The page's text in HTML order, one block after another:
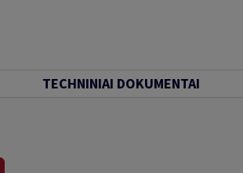
TECHNINIAI DOKUMENTAI